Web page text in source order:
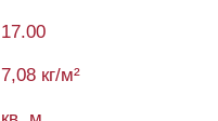
17.00
7,08 кг/м²